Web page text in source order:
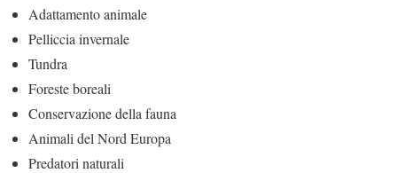
Adattamento animale
Pelliccia invernale
Tundra
Foreste boreali
Conservazione della fauna
Animali del Nord Europa
Predatori naturali